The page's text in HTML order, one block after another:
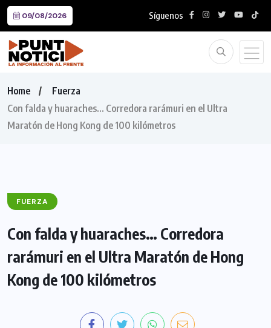
09/08/2026 Síguenos
Home
Fuerza
Con falda y huaraches… Corredora rarámuri en el Ultra
Maratón de Hong Kong de 100 kilómetros
FUERZA
Con falda y huaraches… Corredora
rarámuri en el Ultra Maratón de Hong
Kong de 100 kilómetros